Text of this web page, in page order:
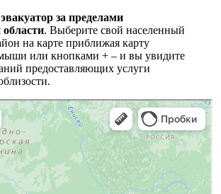
за пределами
. Выберите свой населенный
на карте приближая карту
или кнопками + – и вы увидите
предоставляющих услуги